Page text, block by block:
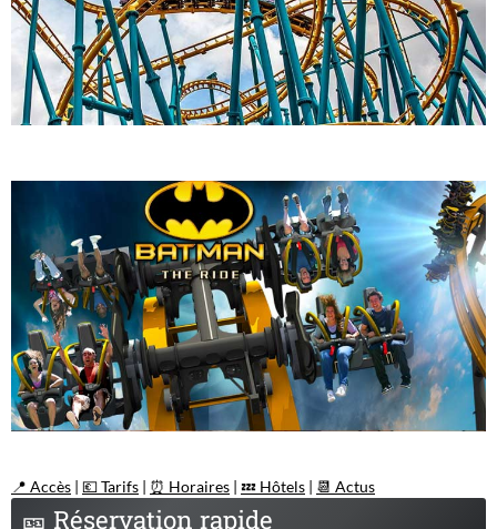
📍 Accès | 💶 Tarifs | ⏰ Horaires | 💤 Hôtels | 📆 Actus
🎫 Réservation rapide